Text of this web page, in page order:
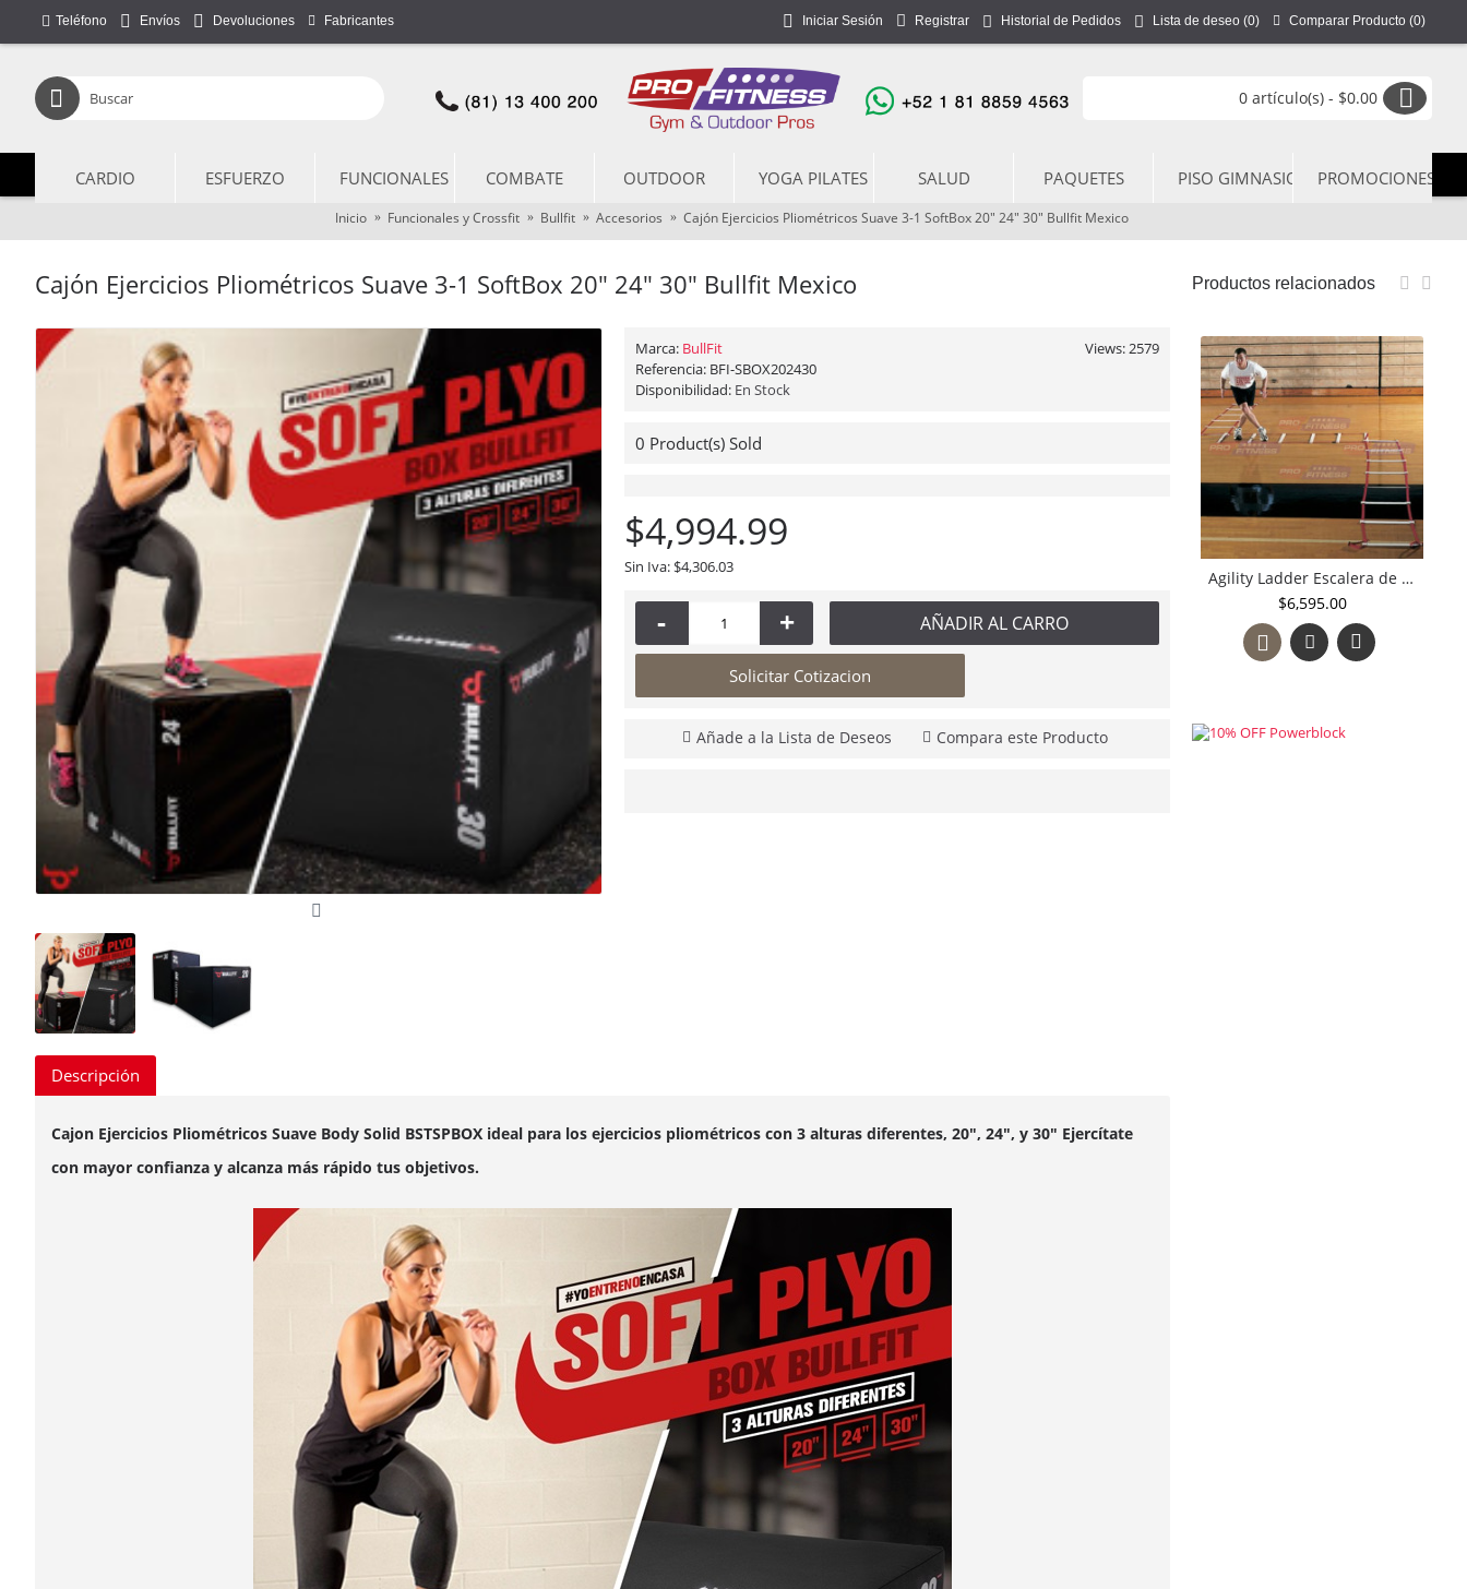
Teléfono Envíos Devoluciones Fabricantes Iniciar Sesión Registrar Historial de Pedidos Lista de deseo (0) Comparar Producto (0)
0 artículo(s) - $0.00
CARDIO ESFUERZO FUNCIONALES COMBATE OUTDOOR YOGA PILATES SALUD PAQUETES PISO GIMNASIO PROMOCIONES
Inicio Funcionales y Crossfit Bullfit Accesorios Cajón Ejercicios Pliométricos Suave 3-1 SoftBox 20" 24" 30" Bullfit Mexico
Productos relacionados
Agility Ladder Escalera de agilidad reacción y pliométricos
$6,595.00
Cajón Ejercicios Pliométricos Suave 3-1 SoftBox 20" 24" 30" Bullfit Mexico
Views: 2579
Marca: BullFit
Referencia: BFI-SBOX202430
Disponibilidad: En Stock
0 Product(s) Sold
$4,994.99
Sin Iva: $4,306.03
- + AÑADIR AL CARRO
Solicitar Cotizacion
Añade a la Lista de Deseos Compara este Producto
Descripción
Cajon Ejercicios Pliométricos Suave Body Solid BSTSPBOX ideal para los ejercicios pliométricos con 3 alturas diferentes, 20", 24", y 30" Ejercítate
con mayor confianza y alcanza más rápido tus objetivos.